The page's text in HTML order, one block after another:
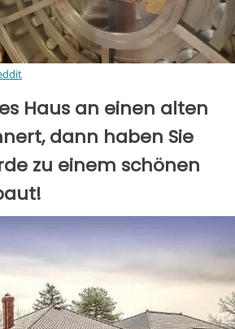
Haus an einen alten
dann haben Sie
zu einem schönen